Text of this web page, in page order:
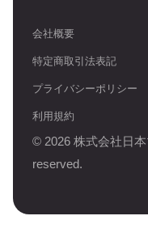
会社概要
特定商取引法表記
プライバシーポリシー
利用規約
© 2026 株式会社日
reserved.